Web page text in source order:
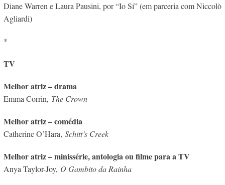
Diane Warren e Laura Pausini, por “Io Sí” (em parceria com Niccolò
Agliardi)
*
TV
Melhor atriz – drama
Emma Corrin, The Crown
Melhor atriz – comédia
Catherine O’Hara, Schitt’s Creek
Melhor atriz – minissérie, antologia ou filme para a TV
Anya Taylor-Joy, O Gambito da Rainha